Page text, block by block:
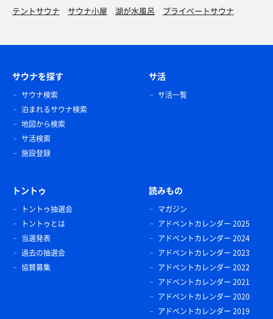
テントサウナ
サウナ小屋 湖が水風呂 プライベートサウナ
サウナを探す
サウナ検索
泊まれるサウナ検索
地図から検索
サ活検索
施設登録
サ活
サ活一覧
トントゥ
トントゥ抽選会
トントゥとは
当選発表
過去の抽選会
協賛募集
読みもの
マガジン
アドベントカレンダー 2025
アドベントカレンダー 2024
アドベントカレンダー 2023
アドベントカレンダー 2022
アドベントカレンダー 2021
アドベントカレンダー 2020
アドベントカレンダー 2019